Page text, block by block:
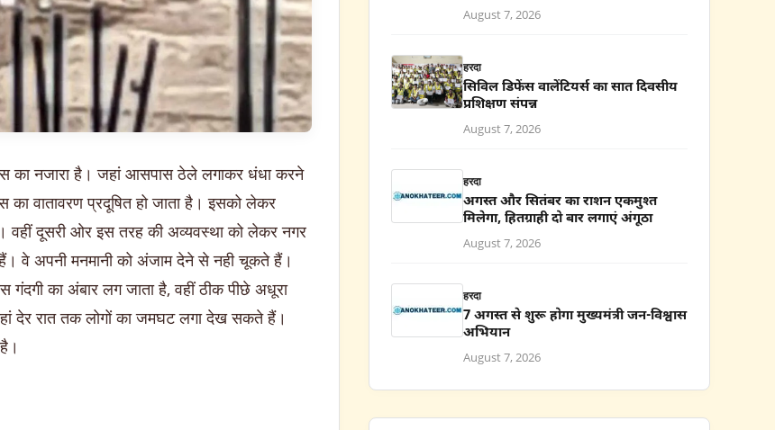
का नजारा है। जहां आसपास ठेले लगाकर धंधा करने
वातावरण प्रदूषित हो जाता है। इसको लेकर
वहीं दूसरी ओर इस तरह की अव्यवस्था को लेकर नगर
वे अपनी मनमानी को अंजाम देने से नही चूकते हैं।
का अंबार लग जाता है, वहीं ठीक पीछे अधूरा
देर रात तक लोगों का जमघट लगा देख सकते हैं।
August 7, 2026
हरदा
सिविल डिफेंस वालेंटियर्स का सात दिवसीय
प्रशिक्षण संपन्न
August 7, 2026
हरदा
अगस्त और सितंबर का राशन एकमुश्त
मिलेगा, हितग्राही दो बार लगाएं अंगूठा
August 7, 2026
हरदा
7 अगस्त से शुरू होगा मुख्यमंत्री जन-विश्वास
अभियान
August 7, 2026